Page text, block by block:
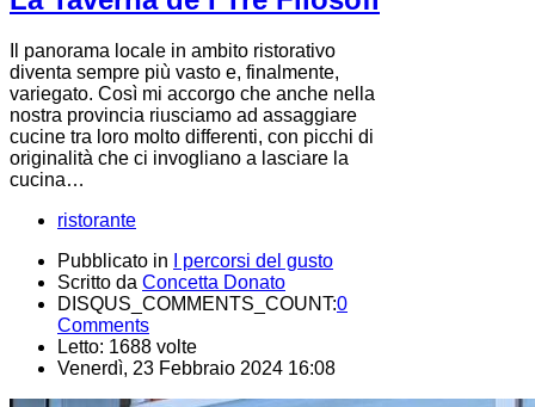
Il panorama locale in ambito ristorativo
diventa sempre più vasto e, finalmente,
variegato. Così mi accorgo che anche nella
nostra provincia riusciamo ad assaggiare
cucine tra loro molto differenti, con picchi di
originalità che ci invogliano a lasciare la
cucina…
ristorante
Pubblicato in
I percorsi del gusto
Scritto da Concetta Donato
DISQUS_COMMENTS_COUNT:0
Comments
Letto: 1688 volte
Venerdì, 23 Febbraio 2024 16:08